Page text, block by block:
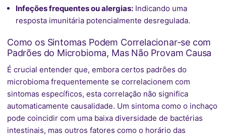
Infeções frequentes ou alergias:Indicando uma
resposta imunitária potencialmente desregulada.
Como os Sintomas Podem Correlacionar-se com
Padrões do Microbioma, Mas Não Provam Causa
É crucial entender que, embora certos padrões do
microbioma frequentemente se correlacionem com
sintomas específicos, esta correlação não significa
automaticamente causalidade. Um sintoma como o inchaço
pode coincidir com uma baixa diversidade de bactérias
intestinais, mas outros fatores como o horário das